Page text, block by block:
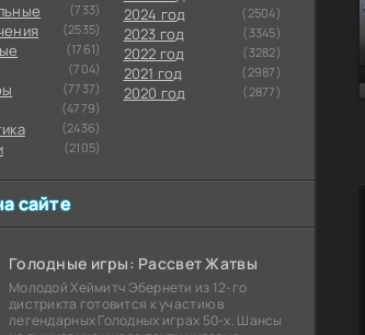
(733)
(2535)
(1761)
(704)
(7737)
(4779)
(2436)
(2105)
2024 год (2504)
2023 год (3345)
2022 год (3282)
2021 год (2987)
2020 год (2877)
сайте
Голодные игры: Рассвет Жатвы
Молодой Хеймитч Эбернети из 12-го
дистрикта готовится к участию в
легендарных Голодных играх 50-х. Шансы